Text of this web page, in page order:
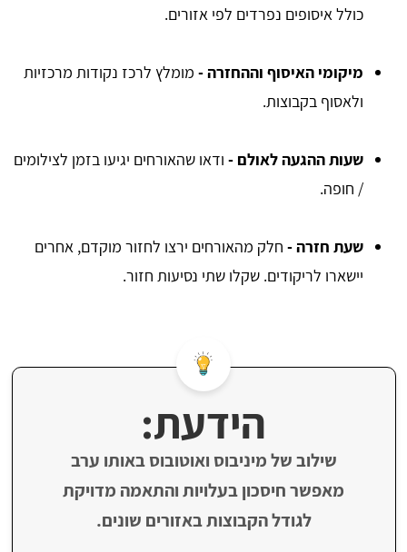
כולל איסופים נפרדים לפי אזורים.
מיקומי האיסוף וההחזרה - מומלץ לרכז נקודות מרכזיות
ולאסוף בקבוצות.
שעות ההגעה לאולם - ודאו שהאורחים יגיעו בזמן לצילומים
/ חופה.
שעת חזרה - חלק מהאורחים ירצו לחזור מוקדם, אחרים
יישארו לריקודים. שקלו שתי נסיעות חזור.
הידעת:
שילוב של מיניבוס ואוטובוס באותו ערב
מאפשר חיסכון בעלויות והתאמה מדויקת
לגודל הקבוצות באזורים שונים.